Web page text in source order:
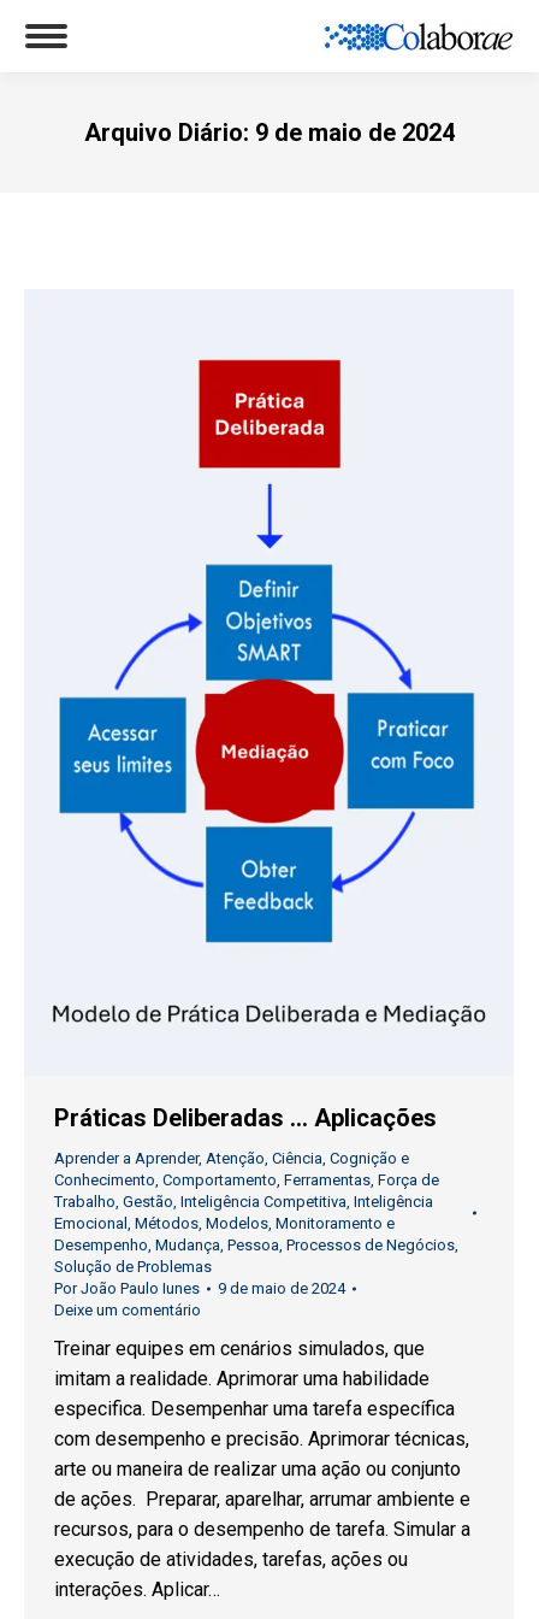
Arquivo Diário: 9 de maio de 2024
Práticas Deliberadas … Aplicações
Aprender a Aprender, Atenção, Ciência, Cognição e
Conhecimento, Comportamento, Ferramentas, Força de
Trabalho, Gestão, Inteligência Competitiva, Inteligência
Emocional , Métodos, Modelos, Monitoramento e
Desempenho, Mudança, Pessoa, Processos de Negócios,
Solução de Problemas
PorJoão Paulo Iunes
9 de maio de 2024
Deixe um comentário
Treinar equipes em cenários simulados, que
imitam a realidade. Aprimorar uma habilidade
especifica. Desempenhar uma tarefa específica
com desempenho e precisão. Aprimorar técnicas,
arte ou maneira de realizar uma ação ou conjunto
de ações. Preparar, aparelhar, arrumar ambiente e
recursos, para o desempenho de tarefa. Simular a
execução de atividades, tarefas, ações ou
interações. Aplicar…